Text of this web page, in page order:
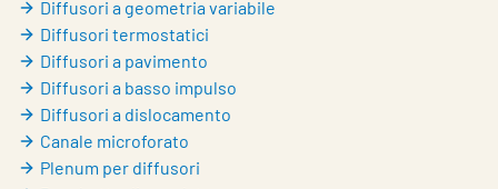
Diffusori a geometria variabile
Diffusori termostatici
Diffusori a pavimento
Diffusori a basso impulso
Diffusori a dislocamento
Canale microforato
Plenum per diffusori